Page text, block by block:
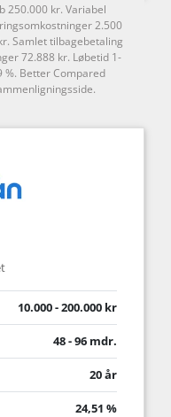
250.000 kr. Variabel
2.500
Samlet tilbagebetaling
72.888 kr. Løbetid 1-
%. Better Compared
10.000 - 200.000 kr
48 - 96 mdr.
20 år
24,51 %